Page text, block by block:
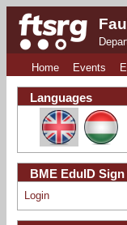
Home Events
Languages
BME EduID
Login